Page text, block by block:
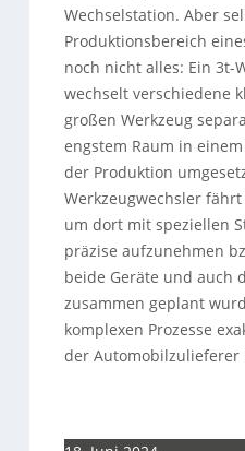
Wechselstation. Aber
Produktionsbereich
noch nicht alles: Ein 3t-
wechselt verschiedene
großen Werkzeug
engstem Raum in
der Produktion
Werkzeugwechsler
um dort mit speziellen
präzise aufzunehmen
beide Geräte und auch
zusammen geplant
komplexen Prozesse
der Automobilzulieferer